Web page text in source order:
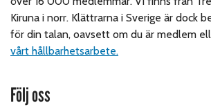
Kiruna i norr. Klättrarna i Sverige är dock
för din talan, oavsett om du är medlem
vårt hållbarhetsarbete.
Följ oss